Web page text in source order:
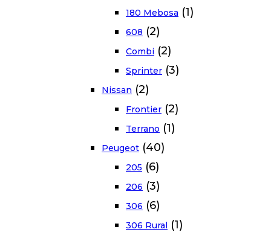
180 Mebosa (1)
608 (2)
Combi (2)
Sprinter (3)
Nissan (2)
Frontier (2)
Terrano (1)
Peugeot (40)
205 (6)
206 (3)
306 (6)
306 Rural (1)